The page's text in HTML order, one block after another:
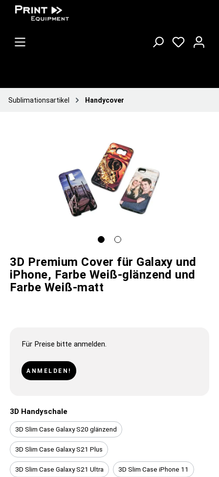
Sublimationsartikel Handycover
3D Premium Cover für Galaxy und
iPhone, Farbe Weiß-glänzend und
Farbe Weiß-matt
Für Preise bitte anmelden.
ANMELDEN!
3D Handyschale
3D Slim Case Galaxy S20 glänzend
3D Slim Case Galaxy S21 Plus
3D Slim Case Galaxy S21 Ultra 3D Slim Case iPhone 11